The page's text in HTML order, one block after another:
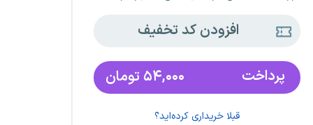
افزودن کد تخفیف
پرداخت ۵۴,۰۰۰ تومان
قبلا خریداری کرده‌اید؟